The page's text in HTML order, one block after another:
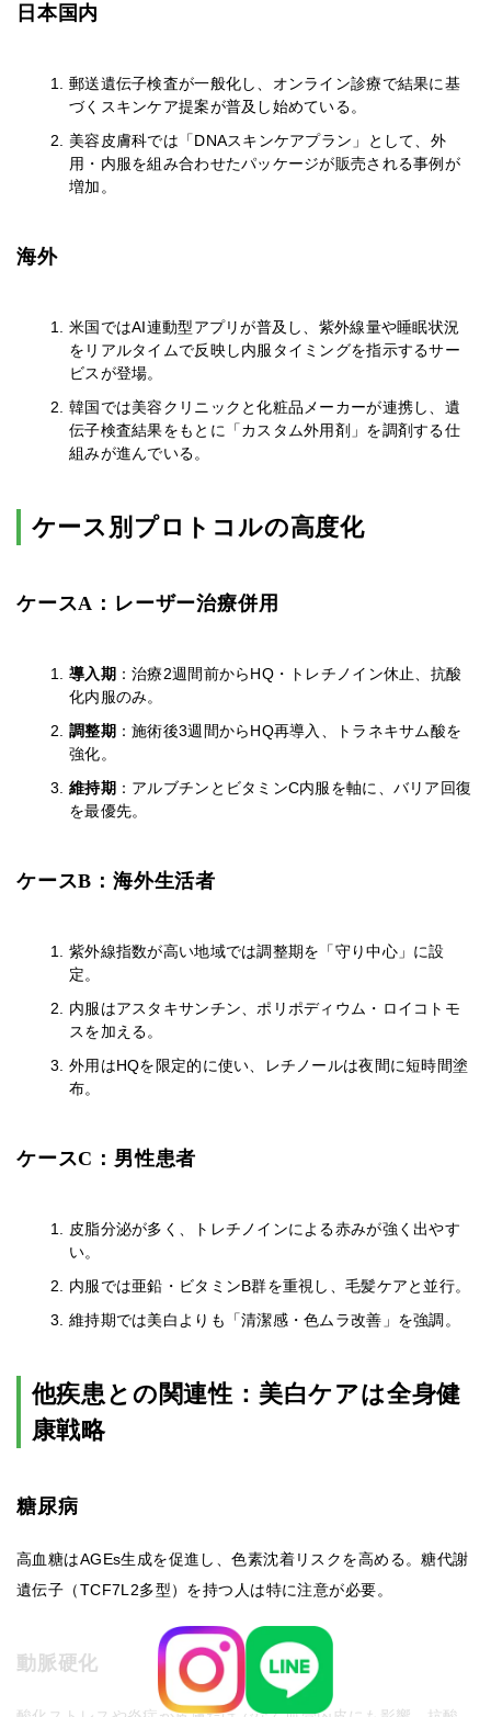
日本国内
郵送遺伝子検査が一般化し、オンライン診療で結果に基
づくスキンケア提案が普及し始めている。
美容皮膚科では「DNAスキンケアプラン」として、外
用・内服を組み合わせたパッケージが販売される事例が
増加。
海外
米国ではAI連動型アプリが普及し、紫外線量や睡眠状況
をリアルタイムで反映し内服タイミングを指示するサー
ビスが登場。
韓国では美容クリニックと化粧品メーカーが連携し、遺
伝子検査結果をもとに「カスタム外用剤」を調剤する仕
組みが進んでいる。
ケース別プロトコルの高度化
ケースA：レーザー治療併用
導入期 ：治療2週間前からHQ・トレチノイン休止、抗酸
化内服のみ。
調整期 ：施術後3週間からHQ再導入、トラネキサム酸を
強化。
維持期 ：アルブチンとビタミンC内服を軸に、バリア回復
を最優先。
ケースB：海外生活者
紫外線指数が高い地域では調整期を「守り中心」に設
定。
内服はアスタキサンチン、ポリポディウム・ロイコトモ
スを加える。
外用はHQを限定的に使い、レチノールは夜間に短時間塗
布。
ケースC：男性患者
皮脂分泌が多く、トレチノインによる赤みが強く出やす
い。
内服では亜鉛・ビタミンB群を重視し、毛髪ケアと並行。
維持期では美白よりも「清潔感・色ムラ改善」を強調。
他疾患との関連性：美白ケアは全身健
康戦略
糖尿病
高血糖はAGEs生成を促進し、色素沈着リスクを高める。糖代謝
遺伝子（TCF7L2多型）を持つ人は特に注意が必要。
動脈硬化